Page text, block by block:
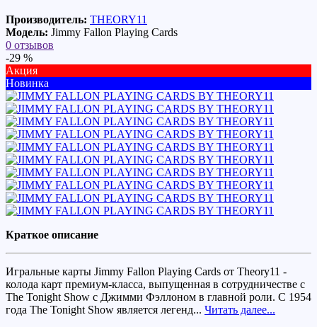
Производитель: THEORY11
Модель: Jimmy Fallon Playing Cards
0 отзывов
-29 %
Акция
Новинка
Краткое описание
Игральные карты Jimmy Fallon Playing Cards от Theory11 -
колода карт премиум-класса, выпущенная в сотрудничестве с
The Tonight Show с Джимми Фэллоном в главной роли. С 1954
года The Tonight Show является легенд... Читать далее...